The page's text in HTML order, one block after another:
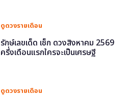
ดูดวงรายเดือน
รักษ์เลขเด็ด เช็ก ดวงสิงหาคม 2569
ครึ่งเดือนแรกใครจะเป็นเศรษฐี
ดูดวงรายเดือน